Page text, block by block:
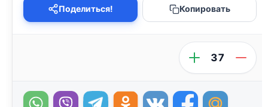
Поделиться! Копировать
37